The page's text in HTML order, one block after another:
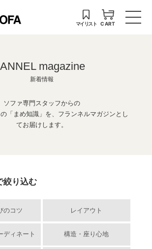
マイリスト CART
magazine
新着情報
ソファ専門スタッフからの
「まめ知識」を、フランネルマガジンとし
てお届けします。
絞り込む
のコツ レイアウト
ディネート 構造・座り心地